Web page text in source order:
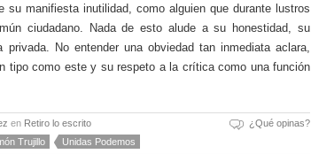
su manifiesta inutilidad, como alguien que durante lustros
ciudadano. Nada de esto alude a su honestidad, su
No entender una obviedad tan inmediata aclara,
tipo como este y su respeto a la crítica como una función
en Retiro lo escrito
¿Qué opinas?
Trujillo Unidas Podemos